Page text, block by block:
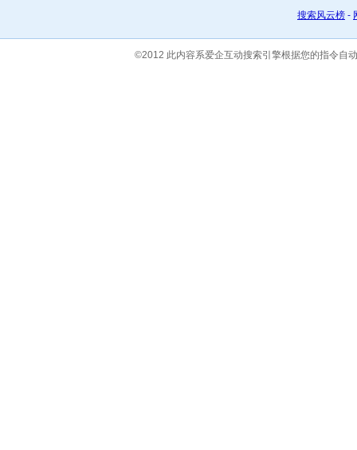
搜索风云榜 -
©2012 此内容系爱企互动搜索引擎根据您的指令自